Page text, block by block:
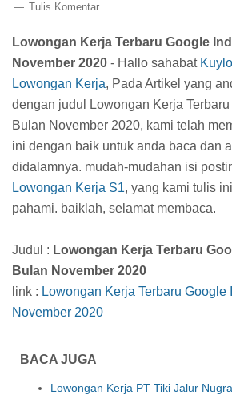
Tulis Komentar
Lowongan Kerja Terbaru Google
November 2020 - Hallo sahabat
Lowongan Kerja, Pada Artikel yang
dengan judul Lowongan Kerja
Bulan November 2020, kami telah
ini dengan baik untuk anda baca dan
didalamnya. mudah-mudahan isi
Lowongan Kerja S1, yang kami tulis
pahami. baiklah, selamat membaca.
Judul : Lowongan Kerja Terbaru
Bulan November 2020
link : Lowongan Kerja Terbaru Google
November 2020
BACA JUGA
Lowongan Kerja PT Tiki Jalur